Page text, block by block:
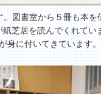
図書室から５冊も本を
芝居を読んでくれてい
に付いてきています。